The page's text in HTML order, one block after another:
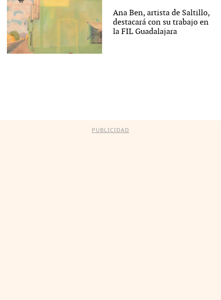
Ana Ben, artista de Saltillo,
destacará con su trabajo en
la FIL Guadalajara
PUBLICIDAD